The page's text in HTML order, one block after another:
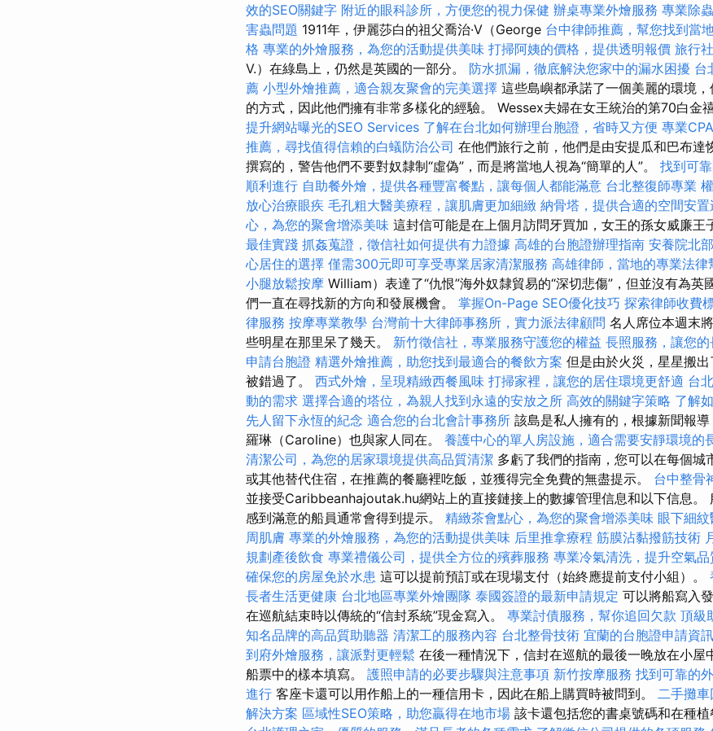
效的SEO關鍵字 附近的眼科診所，方便您的視力保健 辦桌專業外燴服務 專業除
害蟲問題 1911年，伊麗莎白的祖父喬治·V（George 台中律師推薦，幫您找到當
格 專業的外燴服務，為您的活動提供美味 打掃阿姨的價格，提供透明報價 旅行
V.）在綠島上，仍然是英國的一部分。 防水抓漏，徹底解決您家中的漏水困擾 台
薦 小型外燴推薦，適合親友聚會的完美選擇 這些島嶼都承諾了一個美麗的環境
的方式，因此他們擁有非常多樣化的經驗。 Wessex夫婦在女王統治的第70白金
提升網站曝光的SEO Services 了解在台北如何辦理台胞證，省時又方便 專業
推薦，尋找值得信賴的白蟻防治公司 在他們旅行之前，他們是由安提瓜和巴布達
撰寫的，警告他們不要對奴隸制“虛偽”，而是將當地人視為“簡單的人”。 找到可
順利進行 自助餐外燴，提供各種豐富餐點，讓每個人都能滿意 台北整復師專業
放心治療眼疾 毛孔粗大醫美療程，讓肌膚更加細緻 納骨塔，提供合適的空間安
心，為您的聚會增添美味 這封信可能是在上個月訪問牙買加，女王的孫女威廉王
最佳實踐 抓姦蒐證，徵信社如何提供有力證據 高雄的台胞證辦理指南 安養院北
心居住的選擇 僅需300元即可享受專業居家清潔服務 高雄律師，當地的專業法律
小腿放鬆按摩 William）表達了“仇恨”海外奴隸貿易的“深切悲傷”，但並沒有為英
們一直在尋找新的方向和發展機會。 掌握On-Page SEO優化技巧 探索律師收費
律服務 按摩專業教學 台灣前十大律師事務所，實力派法律顧問 名人席位本週末
些明星在那里呆了幾天。 新竹徵信社，專業服務守護您的權益 長照服務，讓您
申請台胞證 精選外燴推薦，助您找到最適合的餐飲方案 但是由於火災，星星搬
被錯過了。 西式外燴，呈現精緻西餐風味 打掃家裡，讓您的居住環境更舒適 台
動的需求 選擇合適的塔位，為親人找到永遠的安放之所 高效的關鍵字策略 了解
先人留下永恆的紀念 適合您的台北會計事務所 該島是私人擁有的，根據新聞報
羅琳（Caroline）也與家人同在。 養護中心的單人房設施，適合需要安靜環境的
清潔公司，為您的居家環境提供高品質清潔 多虧了我們的指南，您可以在每個城
或其他替代住宿，在推薦的餐廳裡吃飯，並獲得完全免費的無盡提示。 台中整骨
並接受Caribbeanhajoutak.hu網站上的直接鏈接上的數據管理信息和以下信息。
感到滿意的船員通常會得到提示。 精緻茶會點心，為您的聚會增添美味 眼下細
周肌膚 專業的外燴服務，為您的活動提供美味 后里推拿療程 筋膜沾黏撥筋技術
規劃產後飲食 專業禮儀公司，提供全方位的殯葬服務 專業冷氣清洗，提升空氣品
確保您的房屋免於水患 這可以提前預訂或在現場支付（始終應提前支付小組）。
長者生活更健康 台北地區專業外燴團隊 泰國簽證的最新申請規定 可以將船寫入
在巡航結束時以傳統的“信封系統”現金寫入。 專業討債服務，幫你追回欠款 頂級
知名品牌的高品質助聽器 清潔工的服務內容 台北整骨技術 宜蘭的台胞證申請資
到府外燴服務，讓派對更輕鬆 在後一種情況下，信封在巡航的最後一晚放在小屋
船票中的樣本填寫。 護照申請的必要步驟與注意事項 新竹按摩服務 找到可靠的
進行 客座卡還可以用作船上的一種信用卡，因此在船上購買時被問到。 二手攤
解決方案 區域性SEO策略，助您贏得在地市場 該卡還包括您的書桌號碼和在種植